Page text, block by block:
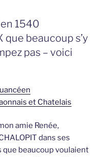
1540
que beaucoup s’y
pas – voici
et Chatelais
amie Renée,
dans ses
que beaucoup voulaient